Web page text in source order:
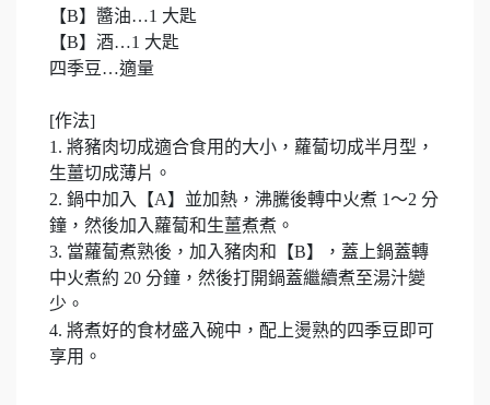
【B】醬油…1 大匙
【B】酒…1 大匙
四季豆…適量
[作法]
1. 將豬肉切成適合食用的大小，蘿蔔切成半月型，
生薑切成薄片。
2. 鍋中加入【A】並加熱，沸騰後轉中火煮 1～2 分
鐘，然後加入蘿蔔和生薑煮煮。
3. 當蘿蔔煮熟後，加入豬肉和【B】，蓋上鍋蓋轉
中火煮約 20 分鐘，然後打開鍋蓋繼續煮至湯汁變
少。
4. 將煮好的食材盛入碗中，配上燙熟的四季豆即可
享用。